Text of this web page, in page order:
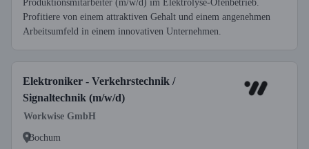
Produktionsmitarbeiter (m/w/d) im Elektrolyse-Ofenbetrieb.
Profitiere von einem attraktiven Gehalt und einem angenehmen
Arbeitsumfeld in einem innovativen Unternehmen.
Elektroniker - Verkehrstechnik /
Signaltechnik (m/w/d)
Workwise GmbH
Bochum